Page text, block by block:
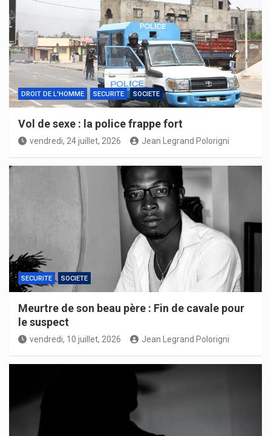
DROIT DE L'HOMME SECURITE SOCIETE
Vol de sexe : la police frappe fort
vendredi, 24 juillet, 2026 Jean Legrand Polorigni
SECURITE SOCIETE
Meurtre de son beau père : Fin de cavale pour
le suspect
vendredi, 10 juillet, 2026 Jean Legrand Polorigni